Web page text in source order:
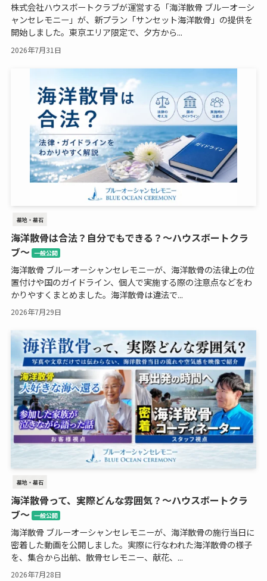
株式会社ハウスボートクラブが運営する「海洋散骨 ブルーオーシ
ャンセレモニー」が、新プラン「サンセット海洋散骨」の提供を
開始しました。東京エリア限定で、夕方から...
2026年7月31日
墓地・墓石
海洋散骨は合法？自分でもできる？～ハウスボートクラ
ブ～ 一般公開
海洋散骨 ブルーオーシャンセレモニーが、海洋散骨の法律上の位
置付けや国のガイドライン、個人で実施する際の注意点などをわ
かりやすくまとめました。海洋散骨は違法で...
2026年7月29日
墓地・墓石
海洋散骨って、実際どんな雰囲気？～ハウスボートクラ
ブ～ 一般公開
海洋散骨 ブルーオーシャンセレモニーが、海洋散骨の施行当日に
密着した動画を公開しました。実際に行なわれた海洋散骨の様子
を、集合から出航、散骨セレモニー、献花、...
2026年7月28日